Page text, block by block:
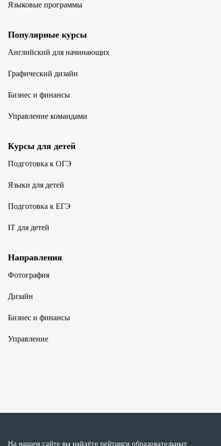
Языковые программы
Популярные курсы
Английский для начинающих
Графический дизайн
Бизнес и финансы
Управление командами
Курсы для детей
Подготовка к ОГЭ
Языки для детей
Подготовка к ЕГЭ
IT для детей
Направления
Фотография
Дизайн
Бизнес и финансы
Управление
На нашем сайте вы найдёте рейтинги образовательных